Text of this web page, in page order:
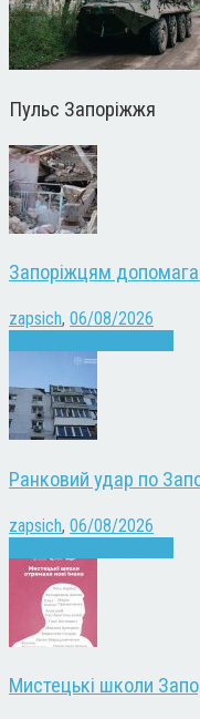
Пульс Запоріжжя
Запоріжцям
zapsich, 06/08/2026
Ранковий удар по
zapsich, 06/08/2026
Мистецькі школи